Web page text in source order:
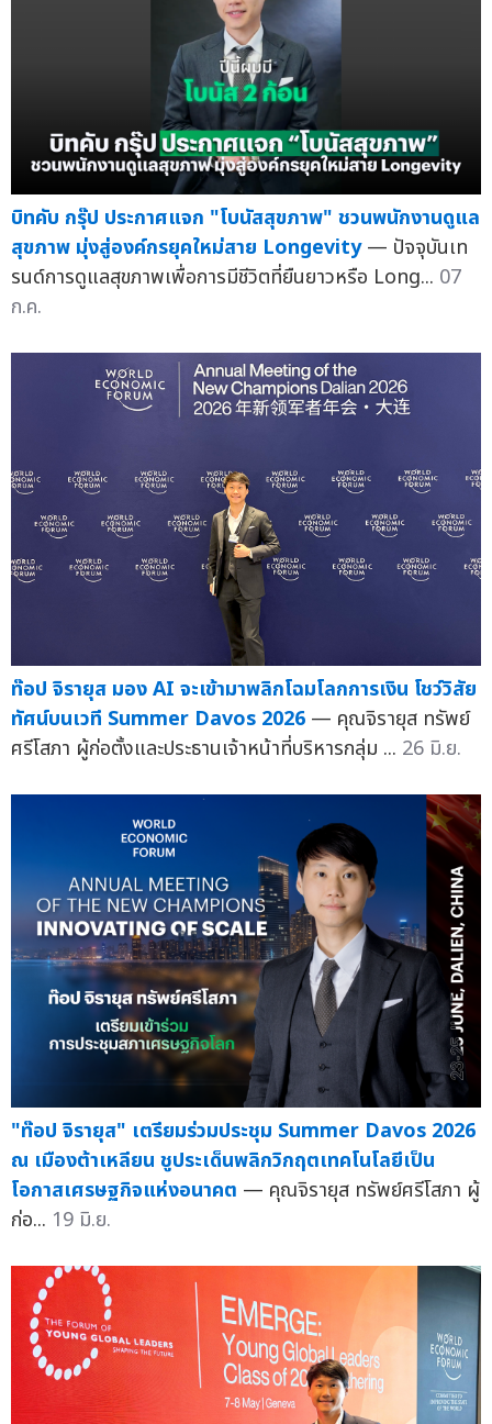
บิทคับ กรุ๊ป ประกาศแจก "โบนัสสุขภาพ" ชวนพนักงานดูแล
สุขภาพ มุ่งสู่องค์กรยุคใหม่สาย Longevity — ปัจจุบันเท
รนด์การดูแลสุขภาพเพื่อการมีชีวิตที่ยืนยาวหรือ Long... 07
ก.ค.
ท๊อป จิรายุส มอง AI จะเข้ามาพลิกโฉมโลกการเงิน โชว์วิสัย
ทัศน์บนเวที Summer Davos 2026 — คุณจิรายุส ทรัพย์
ศรีโสภา ผู้ก่อตั้งและประธานเจ้าหน้าที่บริหารกลุ่ม ... 26 มิ.ย.
"ท๊อป จิรายุส" เตรียมร่วมประชุม Summer Davos 2026
ณ เมืองต้าเหลียน ชูประเด็นพลิกวิกฤตเทคโนโลยีเป็น
โอกาสเศรษฐกิจแห่งอนาคต — คุณจิรายุส ทรัพย์ศรีโสภา ผู้
ก่อ... 19 มิ.ย.